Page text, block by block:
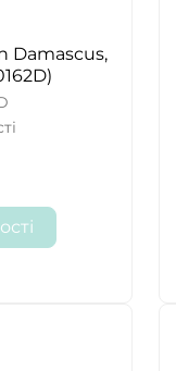
Damascus,